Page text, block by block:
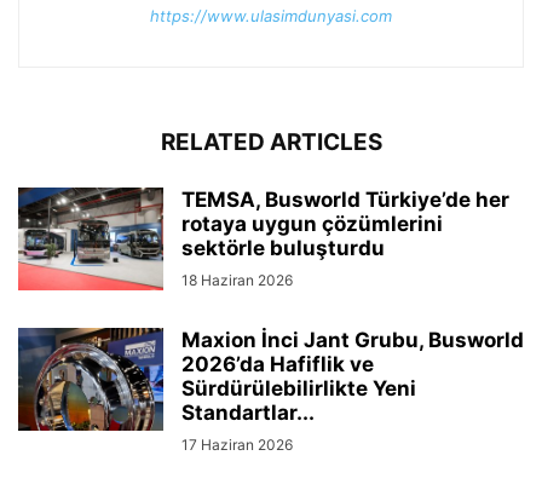
https://www.ulasimdunyasi.com
RELATED ARTICLES
TEMSA, Busworld Türkiye’de her
rotaya uygun çözümlerini
sektörle buluşturdu
18 Haziran 2026
Maxion İnci Jant Grubu, Busworld
2026’da Hafiflik ve
Sürdürülebilirlikte Yeni
Standartlar...
17 Haziran 2026